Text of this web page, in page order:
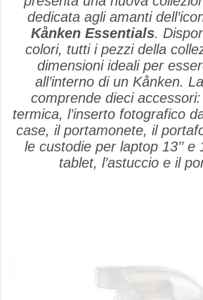
dedicata agli amanti
Kånken Essentials.
colori, tutti i pezzi della
dimensioni ideali per
all’interno di un Kånken.
comprende dieci
termica, l’inserto fotografico
case, il portamonete, il
le custodie per laptop 13’’ e
tablet, l’astuccio e il